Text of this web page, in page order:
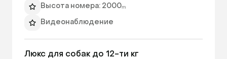
Высота номера: 2000ₘ
Видеонаблюдение
Люкс для собак до 12-ти кг